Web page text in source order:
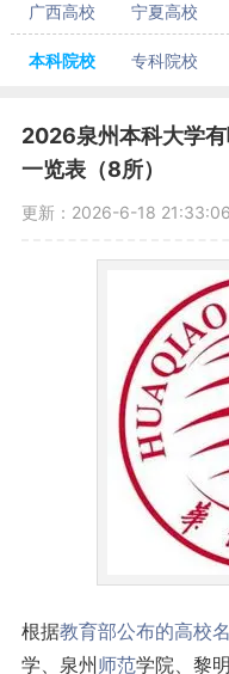
广西高校
宁夏高校
本科院校 专科院校
2026泉州本科大学
一览表（8所）
更新：2026-6-18 21:33:06
根据教育部公布的高校
学、泉州 师范学院、黎